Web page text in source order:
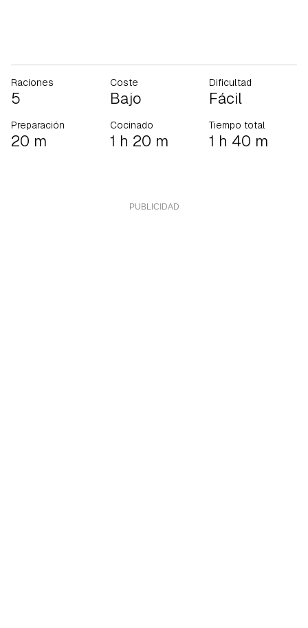
Raciones
5
Coste
Bajo
Dificultad
Fácil
Preparación
20 m
Cocinado
1 h 20 m
Tiempo total
1 h 40 m